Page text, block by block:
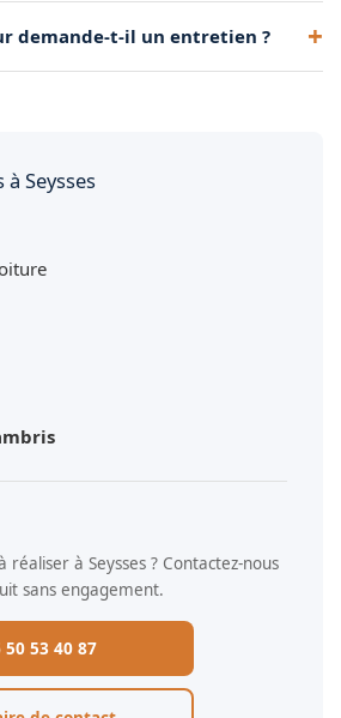
demande-t-il un entretien ?
Seysses
réaliser à Seysses ? Contactez-nous
sans engagement.
53 40 87